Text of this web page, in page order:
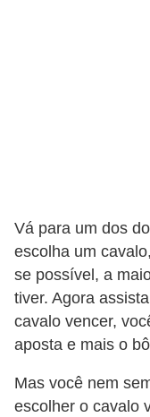
Vá para um dos
escolha um
se possível, a
tiver. Agora
cavalo vencer,
aposta e mais o
Mas você nem
escolher o cavalo
G
a
n
h
e
D
i